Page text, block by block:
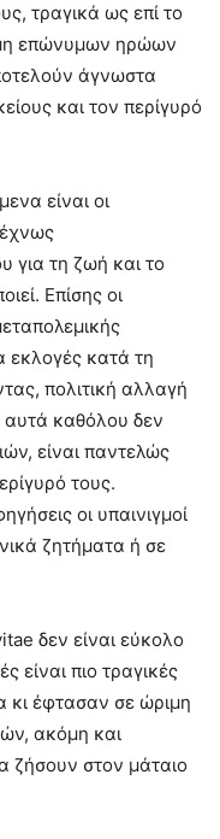
τραγικά ως επί το
επώνυμων ηρώων
άγνωστα
και τον περίγυρό
είναι οι
για τη ζωή και το
Επίσης οι
εκλογές κατά τη
πολιτική αλλαγή
αυτά καθόλου δεν
είναι παντελώς
τους.
οι υπαινιγμοί
ζητήματα ή σε
δεν είναι εύκολο
είναι πιο τραγικές
κι έφτασαν σε ώριμη
ακόμη και
στον μάταιο